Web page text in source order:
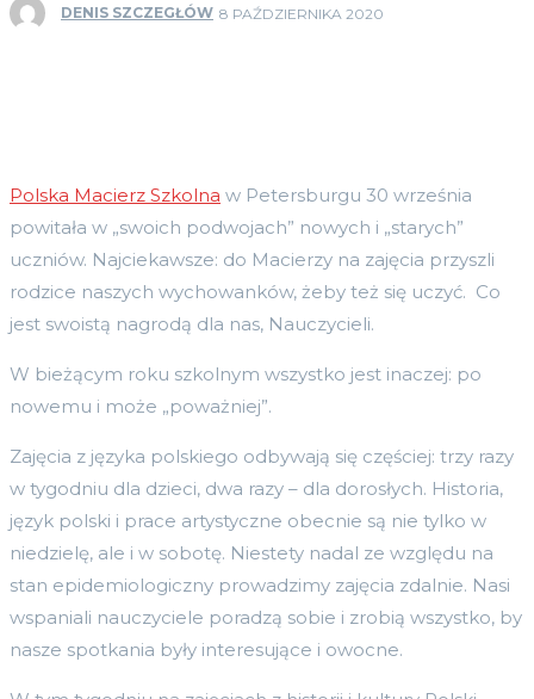
DENIS SZCZEGŁÓW 8 PAŹDZIERNIKA 2020
Polska Macierz Szkolna w Petersburgu 30 września
powitała w „swoich podwojach” nowych i „starych”
uczniów. Najciekawsze: do Macierzy na zajęcia przyszli
rodzice naszych wychowanków, żeby też się uczyć. Co
jest swoistą nagrodą dla nas, Nauczycieli.
W bieżącym roku szkolnym wszystko jest inaczej: po
nowemu i może „poważniej”.
Zajęcia z języka polskiego odbywają się częściej: trzy razy
w tygodniu dla dzieci, dwa razy – dla dorosłych. Historia,
język polski i prace artystyczne obecnie są nie tylko w
niedzielę, ale i w sobotę. Niestety nadal ze względu na
stan epidemiologiczny prowadzimy zajęcia zdalnie. Nasi
wspaniali nauczyciele poradzą sobie i zrobią wszystko, by
nasze spotkania były interesujące i owocne.